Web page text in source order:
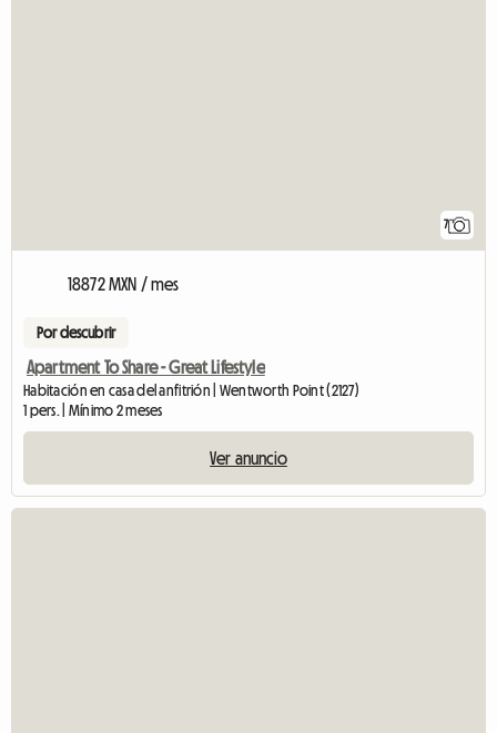
7
18872 MXN / mes
Por descubrir
Apartment To Share - Great Lifestyle
Habitación en casa del anfitrión | Wentworth Point (2127)
1 pers. | Mínimo 2 meses
Ver anuncio